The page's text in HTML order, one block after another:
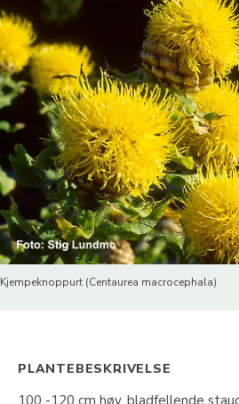
Kjempeknoppurt (Centaurea macrocephala)
PLANTEBESKRIVELSE
100 -120 cm høy, bladfellende